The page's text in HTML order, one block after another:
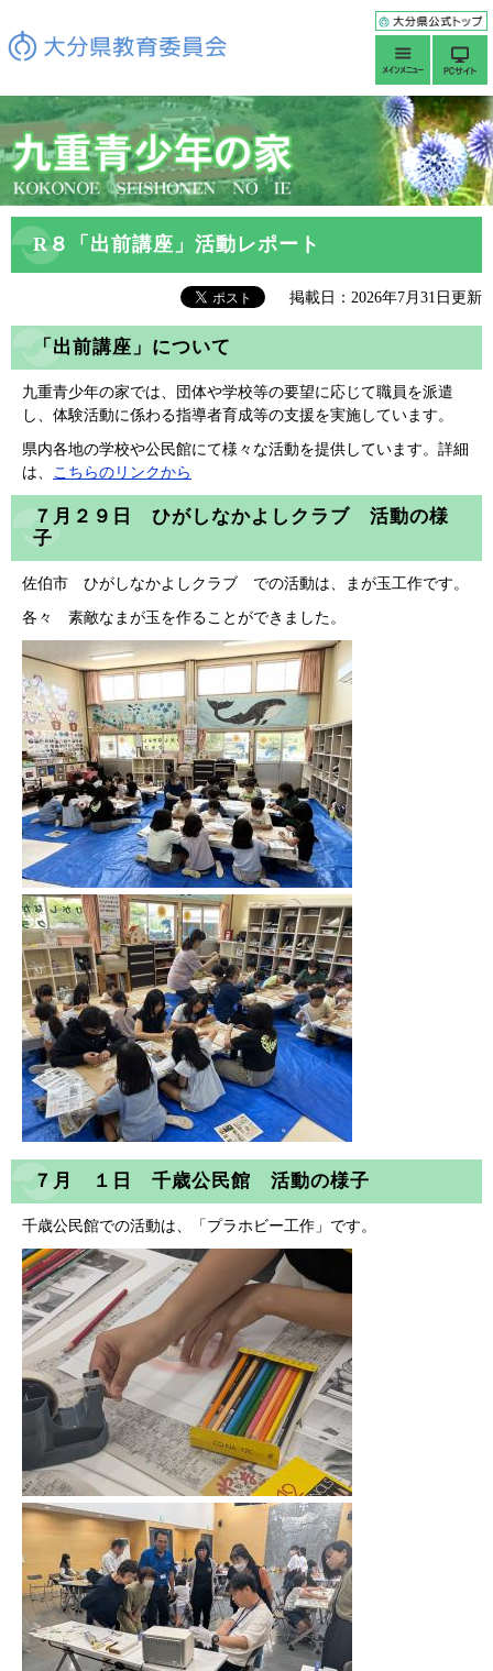
R８「出前講座」活動レポート
掲載日：2026年7月31日更新
「出前講座」について
九重青少年の家では、団体や学校等の要望に応じて職員を派遣
し、体験活動に係わる指導者育成等の支援を実施しています。
県内各地の学校や公民館にて様々な活動を提供しています。詳細
は、 こちらのリンクから
７月２９日 ひがしなかよしクラブ 活動の様
子
佐伯市 ひがしなかよしクラブ での活動は、まが玉工作です。
各々 素敵なまが玉を作ることができました。
７月 １日 千歳公民館 活動の様子
千歳公民館での活動は、「プラホビー工作」です。